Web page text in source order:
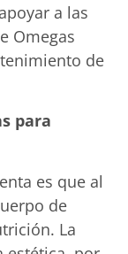
a las
Omegas
de
para
es que al
de
La